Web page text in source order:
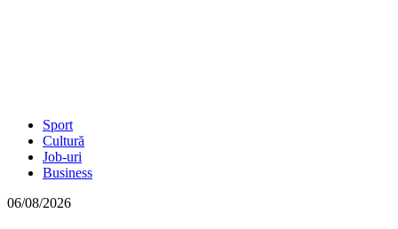
Sport
Cultură
Job-uri
Business
06/08/2026